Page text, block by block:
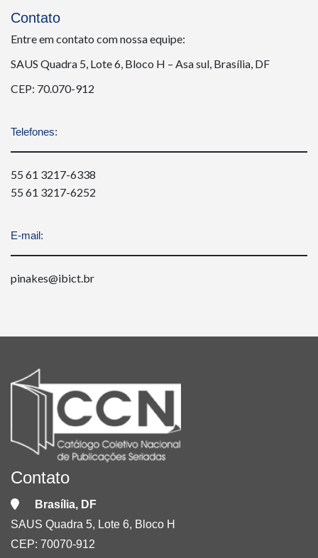
Contato
Entre em contato com nossa equipe:
SAUS Quadra 5, Lote 6, Bloco H – Asa sul, Brasília, DF
CEP: 70.070-912
Telefones:
55 61 3217-6338
55 61 3217-6252
E-mail:
pinakes@ibict.br
Contato
Brasília, DF
SAUS Quadra 5, Lote 6, Bloco H
CEP: 70070-912